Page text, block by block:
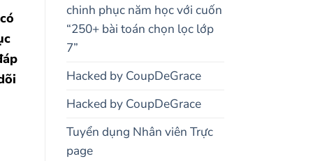
chinh phục năm học với cuốn
“250+ bài toán chọn lọc lớp
7”
Hacked by CoupDeGrace
Hacked by CoupDeGrace
Tuyển dụng Nhân viên Trực
page